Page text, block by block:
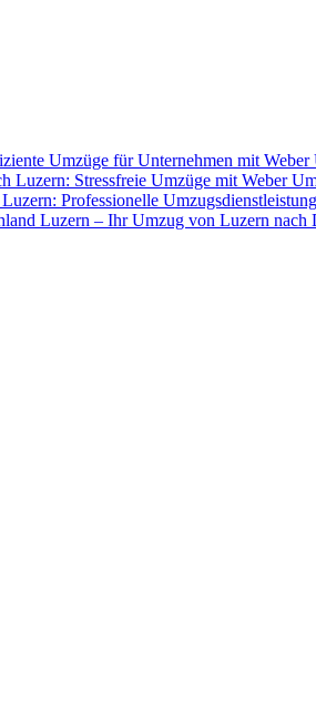
Umzüge für Unternehmen mit Weber
Luzern: Stressfreie Umzüge mit Weber
Professionelle
Luzern – Ihr Umzug von Luzern nach